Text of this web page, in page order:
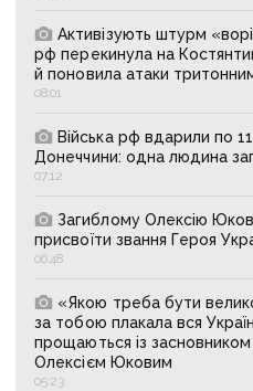
Активізують штурм
рф перекинула на
й поновила атаки
08:01
Війська рф вдарили по
Донеччини: одна людина
07:12
Загиблому Олексію
присвоїти звання Героя
06:48
«Якою треба бути
за тобою плакала вся
прощаються із засновником
Олексієм Юковим
05:23